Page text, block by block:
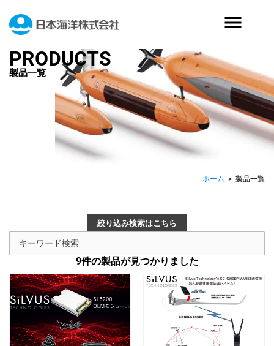
PRODUCTS
製品一覧
ホーム > 製品一覧
絞り込み検索はこちら
9件の製品が見つかりました